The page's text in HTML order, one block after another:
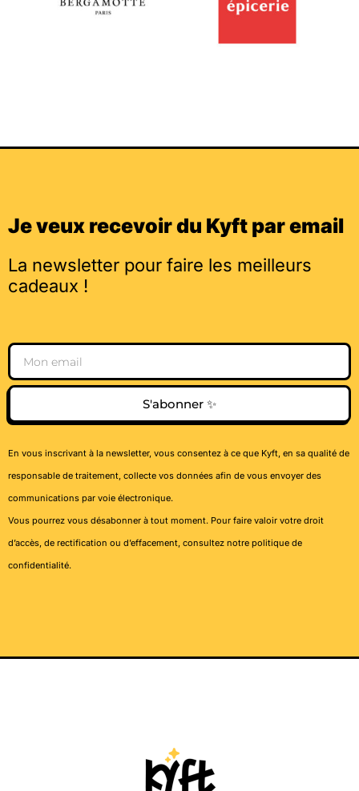
Je veux recevoir du Kyft par email
La newsletter pour faire les meilleurs
cadeaux !
Email
S'abonner ✨
En vous inscrivant à la newsletter, vous consentez à ce que Kyft, en sa qualité de
responsable de traitement, collecte vos données afin de vous envoyer des
communications par voie électronique.
Vous pourrez vous désabonner à tout moment. Pour faire valoir votre droit
d’accès, de rectification ou d’effacement, consultez notre politique de
confidentialité.